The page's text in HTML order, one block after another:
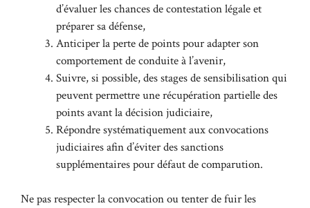
d’évaluer les chances de contestation légale et
préparer sa défense,
Anticiper la perte de points pour adapter son
comportement de conduite à l’avenir,
Suivre, si possible, des stages de sensibilisation qui
peuvent permettre une récupération partielle des
points avant la décision judiciaire,
Répondre systématiquement aux convocations
judiciaires afin d’éviter des sanctions
supplémentaires pour défaut de comparution.
Ne pas respecter la convocation ou tenter de fuir les